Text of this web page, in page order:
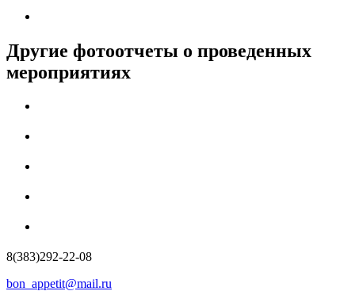
Другие фотоотчеты о проведенных
мероприятиях
8(383)292-22-08
bon_appetit@mail.ru